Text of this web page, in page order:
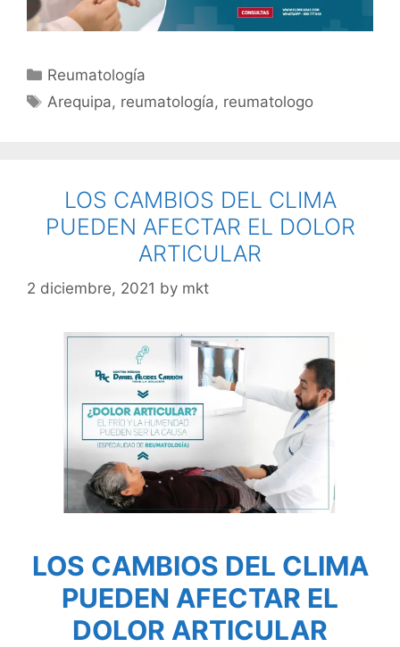
Reumatología
Arequipa, reumatología, reumatologo
LOS CAMBIOS DEL CLIMA
PUEDEN AFECTAR EL DOLOR
ARTICULAR
2 diciembre, 2021 by mkt
LOS CAMBIOS DEL CLIMA
PUEDEN AFECTAR EL
DOLOR ARTICULAR